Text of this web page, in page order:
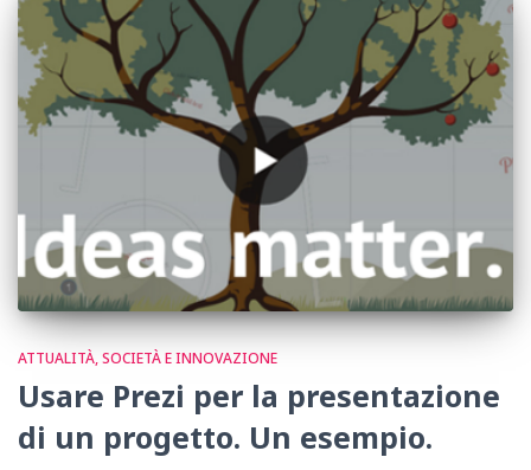
ATTUALITÀ, SOCIETÀ E INNOVAZIONE
Usare Prezi per la presentazione
di un progetto. Un esempio.